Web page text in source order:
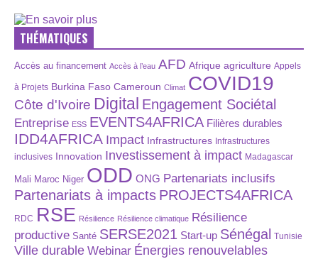
THÉMATIQUES
Accès au financement Accès à l’eau AFD Afrique agriculture Appels
à Projets Burkina Faso Cameroun Climat COVID19
Côte d'Ivoire Digital Engagement Sociétal
Entreprise ESS EVENTS4AFRICA Filières durables
IDD4AFRICA Impact Infrastructures Infrastructures
inclusives Innovation Investissement à impact Madagascar
Mali Maroc Niger ODD ONG Partenariats inclusifs
Partenariats à impacts PROJECTS4AFRICA
RDC RSE Résilience Résilience climatique Résilience
productive Santé SERSE2021 Start-up Sénégal Tunisie
Ville durable Webinar Énergies renouvelables